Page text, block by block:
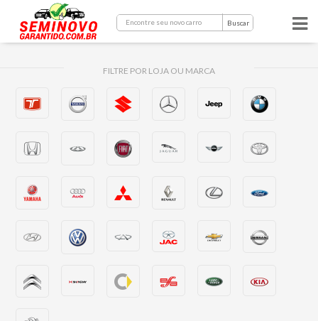
Buscar
FILTRE POR LOJA OU MARCA